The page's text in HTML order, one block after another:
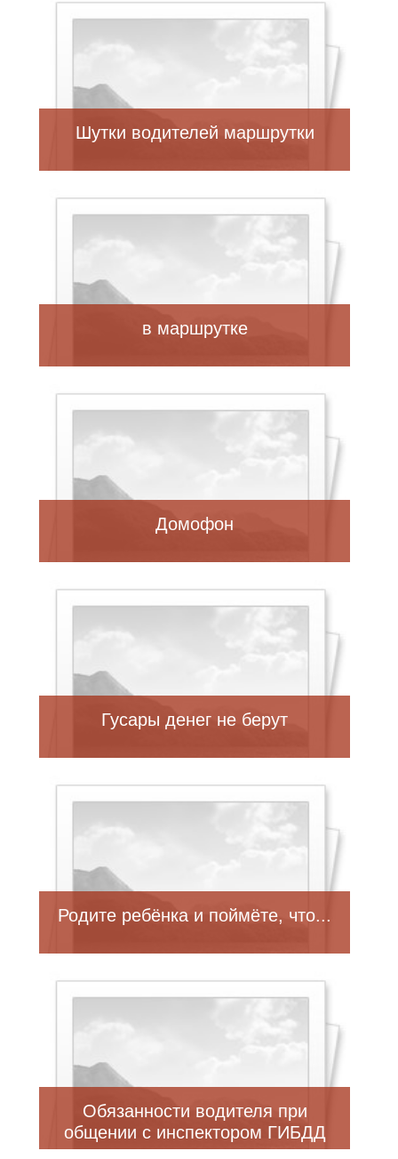
Шутки водителей маршрутки
в маршрутке
Домофон
Гусары денег не берут
Родите ребёнка и поймёте, что...
Обязанности водителя при
общении с инспектором ГИБДД